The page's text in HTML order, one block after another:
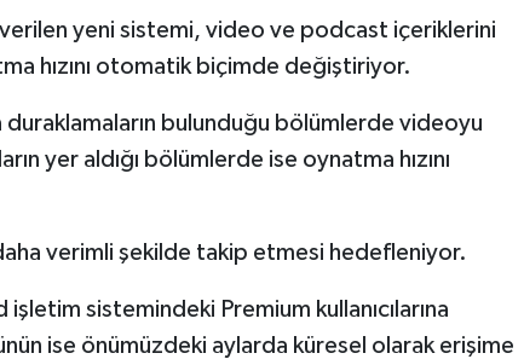
verilen yeni sistemi, video ve podcast içeriklerini
hızını otomatik biçimde değiştiriyor.
bulunduğu bölümlerde videoyu
yer aldığı bölümlerde ise oynatma hızını
verimli şekilde takip etmesi hedefleniyor.
sistemindeki Premium kullanıcılarına
ise önümüzdeki aylarda küresel olarak erişime